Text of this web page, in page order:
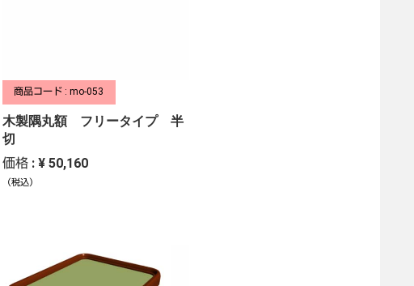
商品コード : mo-053
木製隅丸額 フリータイプ 半
切
価格 : ¥ 50,160
（税込）